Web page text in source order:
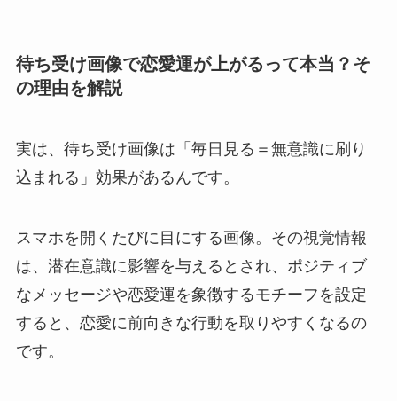
待ち受け画像で恋愛運が上がるって本当？そ
の理由を解説
実は、待ち受け画像は「毎日見る＝無意識に刷り
込まれる」効果があるんです。
スマホを開くたびに目にする画像。その視覚情報
は、潜在意識に影響を与えるとされ、ポジティブ
なメッセージや恋愛運を象徴するモチーフを設定
すると、恋愛に前向きな行動を取りやすくなるの
です。